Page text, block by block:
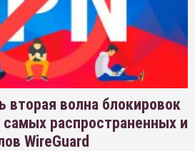
вторая волна блокировок
распространенных и
WireGuard